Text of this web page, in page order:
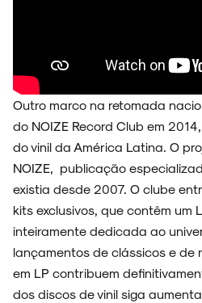
Outro marco na retomada
do NOIZE Record Club em
do vinil da América Latina. O
NOIZE, publicação
existia desde 2007. O clube
kits exclusivos, que contêm um
inteiramente dedicada ao
lançamentos de clássicos e de
em LP contribuem
dos discos de vinil siga